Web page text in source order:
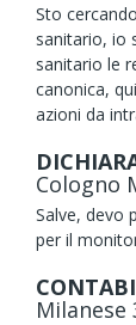
Sto
sanitario, io
sanitario le
canonica,
azioni da
Cologno
Salve, devo
per il
Milanese